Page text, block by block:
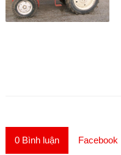
0Bình luận Facebook